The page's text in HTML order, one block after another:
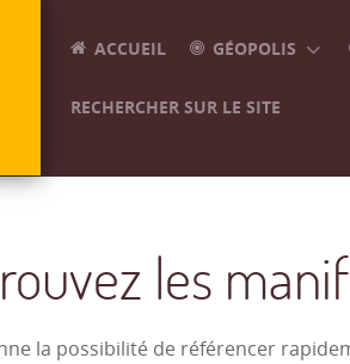
ACCUEIL GÉOPOLIS
RECHERCHER SUR LE SITE
les
la possibilité de référencer